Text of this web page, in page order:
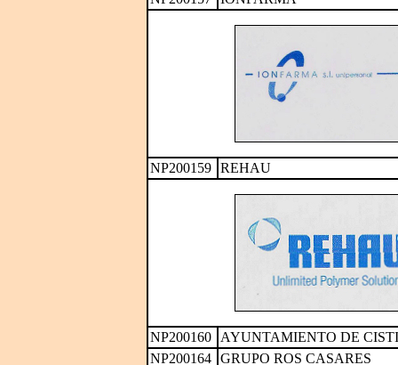
NP200159 REHAU
NP200160
AYUNTAMIENTO DE
NP200164 GRUPO ROS CASARES